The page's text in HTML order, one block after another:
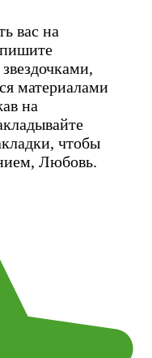
вас на
пишите
материалами
на
чтобы
Любовь.